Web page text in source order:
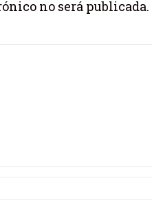
no será publicada.